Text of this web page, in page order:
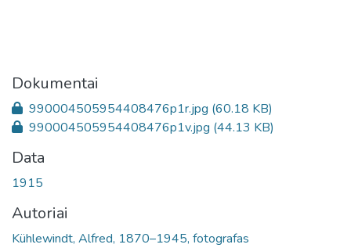
Dokumentai
990004505954408476p1r.jpg (60.18 KB)
990004505954408476p1v.jpg (44.13 KB)
Data
1915
Autoriai
Kühlewindt, Alfred, 1870–1945, fotografas